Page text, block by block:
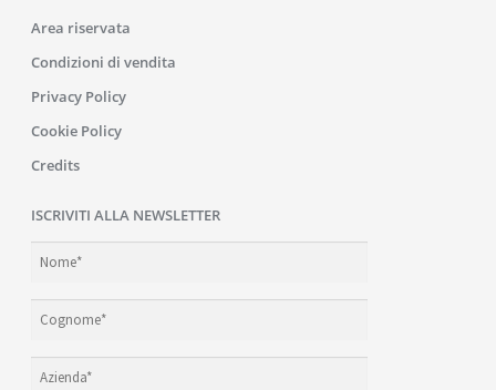
Area riservata
Condizioni di vendita
Privacy Policy
Cookie Policy
Credits
ISCRIVITI ALLA NEWSLETTER